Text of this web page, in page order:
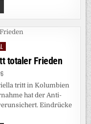
totaler Frieden
tritt in Kolumbien
hat der Anti-
Eindrücke